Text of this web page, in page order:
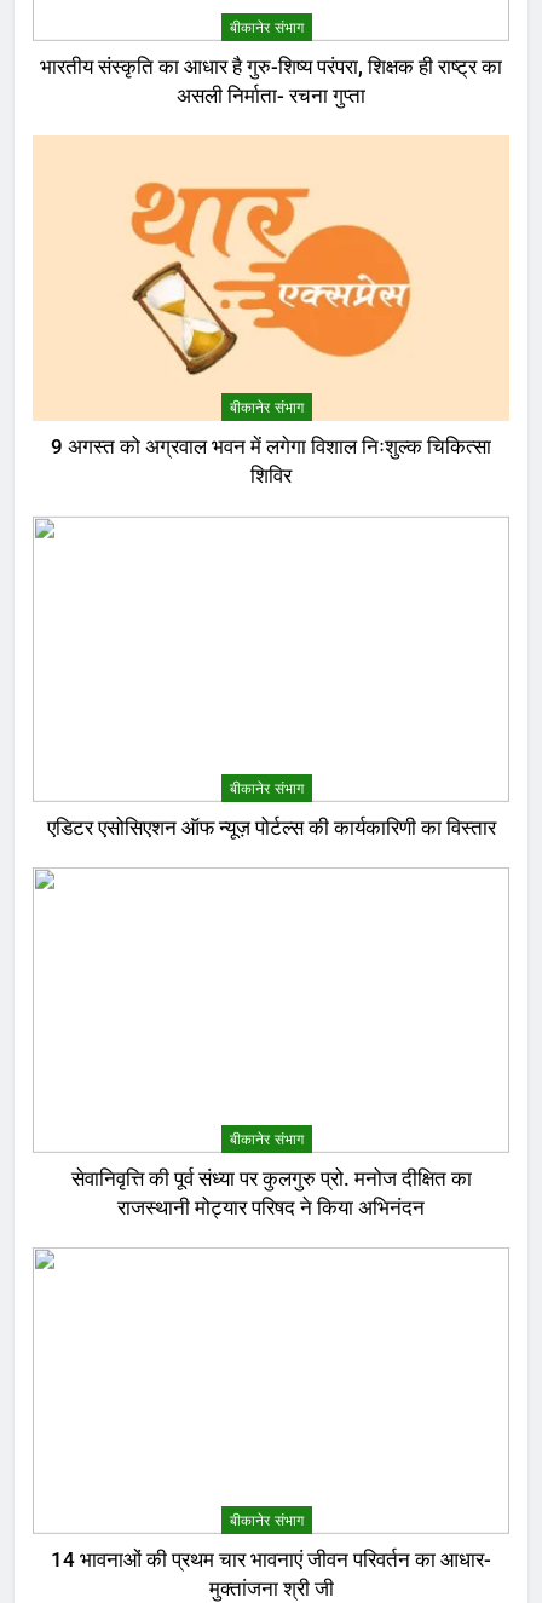
बीकानेर संभाग
भारतीय संस्कृति का आधार है गुरु-शिष्य परंपरा, शिक्षक ही राष्ट्र का
असली निर्माता- रचना गुप्ता
बीकानेर संभाग
9 अगस्त को अग्रवाल भवन में लगेगा विशाल निःशुल्क चिकित्सा
शिविर
बीकानेर संभाग
एडिटर एसोसिएशन ऑफ न्यूज़ पोर्टल्स की कार्यकारिणी का विस्तार
बीकानेर संभाग
सेवानिवृत्ति की पूर्व संध्या पर कुलगुरु प्रो. मनोज दीक्षित का
राजस्थानी मोट्यार परिषद ने किया अभिनंदन
बीकानेर संभाग
14 भावनाओं की प्रथम चार भावनाएं जीवन परिवर्तन का आधार-
मुक्तांजना श्री जी